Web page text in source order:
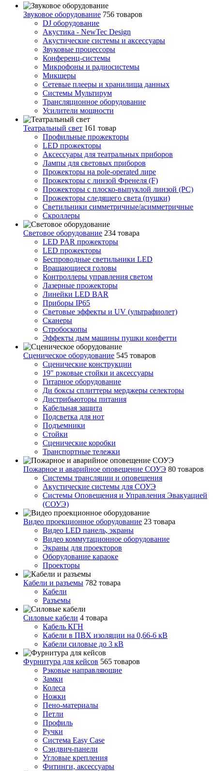
Звуковое оборудование 756 товаров
DJ оборудование
Акустика - NewTec Design
Акустические системы и аксессуары
Звуковые процессоры
Конференц-системы
Микрофоны и радиосистемы
Микшеры
Сетевые плееры и хранилища данных
Системы Мультирум
Трансляционное оборудование
Усилители мощности
Театральный свет 161 товар
Профильные прожекторы
LED прожекторы
Аксессуары для театральных приборов
Лампы для световых приборов
Прожекторы на pole-operated лире
Прожекторы с линзой Френеля (F)
Прожекторы с плоско-выпуклой линзой (PC)
Прожекторы следящего света (пушки)
Светильники симметричные/асимметричные
Скроллеры
Световое оборудование 234 товара
LED PAR прожекторы
LED прожекторы
Беспроводные светильники LED
Вращающиеся головы
Контроллеры управления светом
Лазерные прожекторы
Линейки LED BAR
Приборы IP65
Световые эффекты и UV (ультрафиолет)
Сканеры
Стробоскопы
Эффекты дым машины пушки конфетти
Сценическое оборудование 545 товаров
Сценические конструкции
19" рэковые стойки и аксесcуары
Гитарное оборудование
Ди боксы сплиттеры мерджеры селекторы
Дистрибьюторы питания
Кабельная защита
Подсветка для нот
Подъемники
Стойки
Сценические коробки
Транспортные тележки
Пожарное и аварийное оповещение СОУЭ 80 товаров
Cистемы трансляции и оповещения
Акустические системы для СОУЭ
Системы Оповещения и Управления Эвакуацией
(СОУЭ)
Видео проекционное оборудование 23 товара
Видео LED панель, экраны
Видео коммутационное оборудование
Экраны для проекторов
Оборудование караоке
Проекторы
Кабели и разъемы 782 товара
Кабели
Разъемы
Силовые кабели 4 товара
Кабель КГН
Кабели в ПВХ изоляции на 0,66-6 кВ
Кабели силовые до 3 кВ
Фурнитура для кейсов 565 товаров
Рэковые направляющие
Замки
Колеса
Ножки
Пено-материалы
Петли
Профиль
Ручки
Система Easy Case
Сэндвич-панели
Угловые крепления
Фитинги, аксессуары